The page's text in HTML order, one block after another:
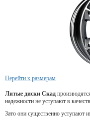
Перейти к размерам
Литые диски Скад
надежности не уступают в
Зато они существенно уступают